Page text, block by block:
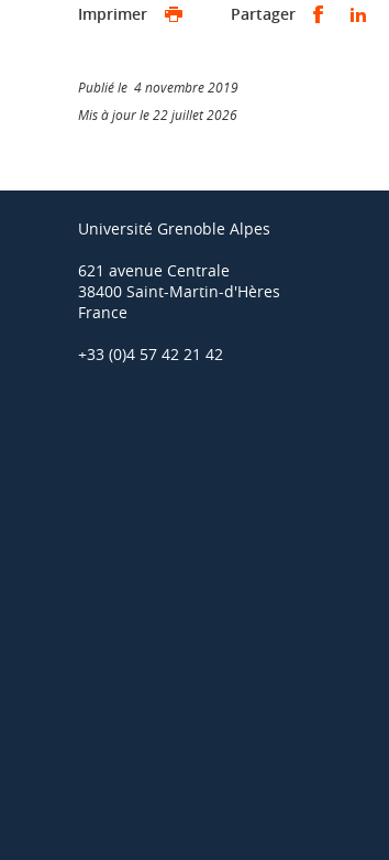
Imprimer Partager
Publié le 4 novembre 2019
Mis à jour le 22 juillet 2026
Université Grenoble Alpes
621 avenue Centrale
38400 Saint-Martin-d'Hères
France
+33 (0)4 57 42 21 42